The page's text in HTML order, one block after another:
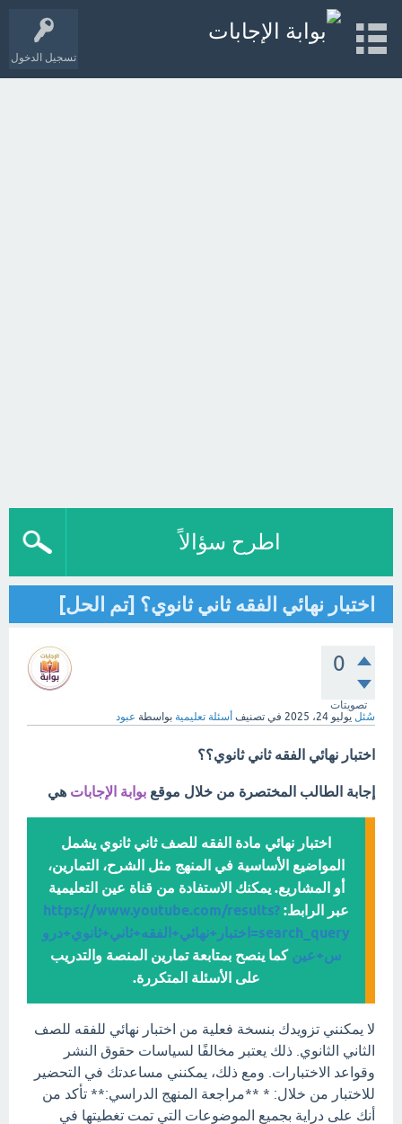
تسجيل الدخول
اطرح سؤالاً
اختبار نهائي الفقه ثاني ثانوي؟ [تم الحل]
0
تصويتات
سُئل يوليو 24، 2025 في تصنيف أسئلة تعليمية بواسطة عبود
اختبار نهائي الفقه ثاني ثانوي؟؟
إجابة الطالب المختصرة من خلال موقع بوابة الإجابات هي
اختبار نهائي مادة الفقه للصف ثاني ثانوي يشمل
المواضيع الأساسية في المنهج مثل الشرح، التمارين،
أو المشاريع. يمكنك الاستفادة من قناة عين التعليمية
عبر الرابط: https://www.youtube.com/results?
search_query=اختبار+نهائي+الفقه+ثاني+ثانوي+درو
س+عين كما ينصح بمتابعة تمارين المنصة والتدريب
على الأسئلة المتكررة.
لا يمكنني تزويدك بنسخة فعلية من اختبار نهائي للفقه للصف
الثاني الثانوي. ذلك يعتبر مخالفًا لسياسات حقوق النشر
وقواعد الاختبارات. ومع ذلك، يمكنني مساعدتك في التحضير
للاختبار من خلال: * **مراجعة المنهج الدراسي:** تأكد من
أنك على دراية بجميع الموضوعات التي تمت تغطيتها في